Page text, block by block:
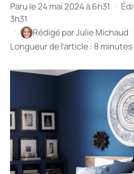
Paru le 24 mai 2024 à 6h31 ·
3h31
·
Rédigé parJulie Michaud ·
Longueur de l’article : 8 minutes